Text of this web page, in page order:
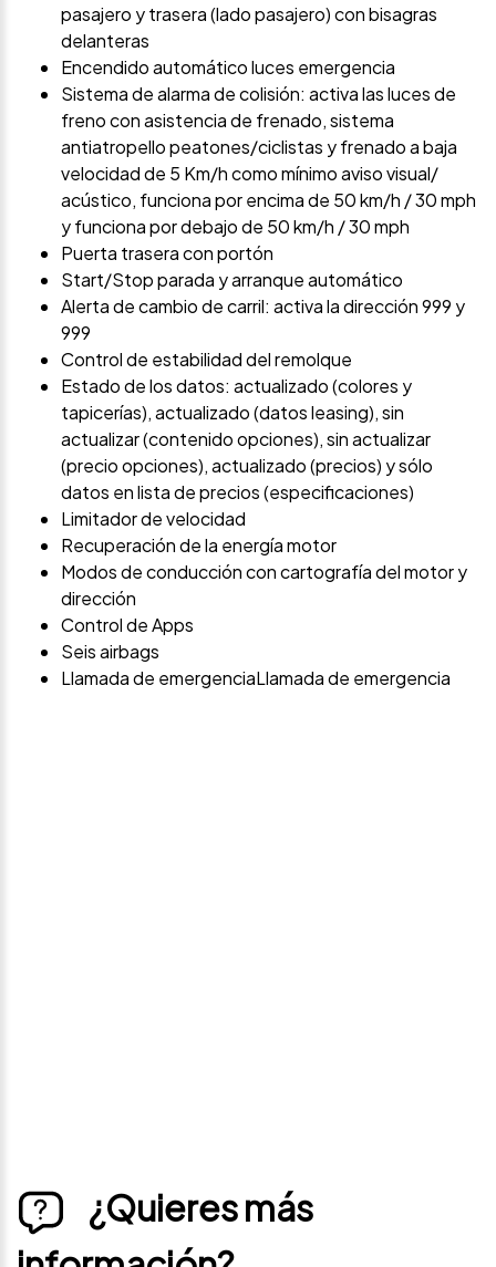
pasajero y trasera (lado pasajero) con bisagras
delanteras
Encendido automático luces emergencia
Sistema de alarma de colisión: activa las luces de
freno con asistencia de frenado, sistema
antiatropello peatones/ciclistas y frenado a baja
velocidad de 5 Km/h como mínimo aviso visual/
acústico, funciona por encima de 50 km/h / 30 mph
y funciona por debajo de 50 km/h / 30 mph
Puerta trasera con portón
Start/Stop parada y arranque automático
Alerta de cambio de carril: activa la dirección 999 y
999
Control de estabilidad del remolque
Estado de los datos: actualizado (colores y
tapicerías), actualizado (datos leasing), sin
actualizar (contenido opciones), sin actualizar
(precio opciones), actualizado (precios) y sólo
datos en lista de precios (especificaciones)
Limitador de velocidad
Recuperación de la energía motor
Modos de conducción con cartografía del motor y
dirección
Control de Apps
Seis airbags
Llamada de emergenciaLlamada de emergencia
¿Quieres más